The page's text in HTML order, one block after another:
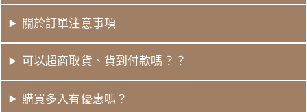
關於訂單注意事項
可以超商取貨、貨到付款嗎？？
購買多入有優惠嗎？